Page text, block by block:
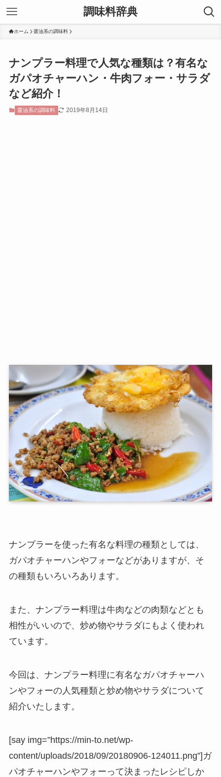
調味料辞典
ホーム 醤油系の調味料
ナンプラー料理で人気な種類は？有名な
ガパオチャーハン・牛肉フォー・サラダ
など紹介！
醤油系の調味料 2019年8月14日
ナンプラーを使った有名な料理の種類としては、
ガパオチャーハンやフォーなどがありますが、そ
の種類もいろいろあります。
また、ナンプラー料理は牛肉などの肉類などとも
相性がいいので、炒め物やサラダにもよく使われ
ています。
今回は、ナンプラー料理に有名なガパオチャーハ
ンやフォーの人気種類と炒め物やサラダについて
紹介いたします。
[say img=”https://min-to.net/wp-
content/uploads/2018/09/20180906-124011.png”]ガ
パオチャーハンやフォーって決まったレシピしか